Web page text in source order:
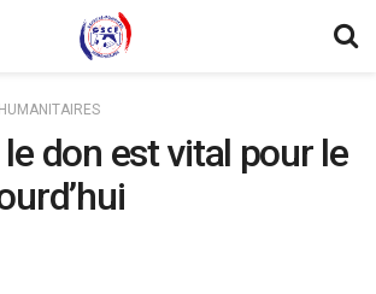
don est vital pour le